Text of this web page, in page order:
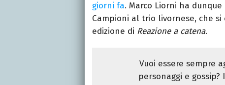
giorni fa. Marco Liorni ha
Campioni al trio livornese, che
edizione di Reazione a catena.
Vuoi essere sempre
personaggi e